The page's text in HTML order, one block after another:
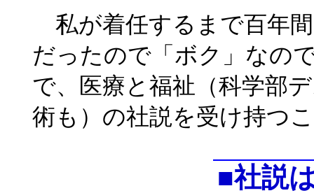
私が着任するまで百年
だったので「ボク」なの
で、医療と福祉（科学部
術も）の社説を受け持つ
■社説